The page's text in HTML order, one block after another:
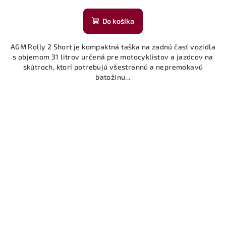
Do košíka
AGM Rolly 2 Short je kompaktná taška na zadnú časť vozidla
s objemom 31 litrov určená pre motocyklistov a jazdcov na
skútroch, ktorí potrebujú všestrannú a nepremokavú
batožinu...